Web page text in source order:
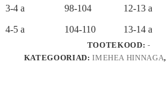
3-4 a 98-104 12-13 a
4-5 a 104-110 13-14 a
TOOTEKOOD: -
KATEGOORIAD:IMEHEA HINNAGA,